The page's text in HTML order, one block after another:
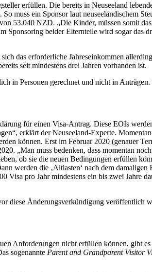
erfüllen. Die bereits in Neuseeland
muss ein Sponsor laut neuseeländischem
53.040 NZD. „Die Kinder, müssen somit
beider Elternteile wird sogar das
das erforderliche Jahreseinkommen
seit mindestens drei Jahren vorhanden ist.
in Personen gerechnet und nicht in
für einen Visa-Antrag. Diese EOIs
erklärt der Neuseeland-Experte.
können. Erst im Februar 2020 (genauer
„Man muss bedenken, dass momentan
ob sie die neuen Bedingungen erfüllen
werden die ‚Altlasten‘ nach dem
pro Jahr mindestens ein bis zwei Jahre
diese Änderungsverkündigung veröffentlich
Anforderungen nicht erfüllen können, gibt
sogenannte Parent and Grandparent Visitor